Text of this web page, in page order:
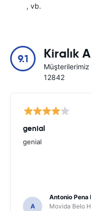
, vb.
9.1 Kiralık
12842
genial
genial
A
Antonio Pena
Movida Belo